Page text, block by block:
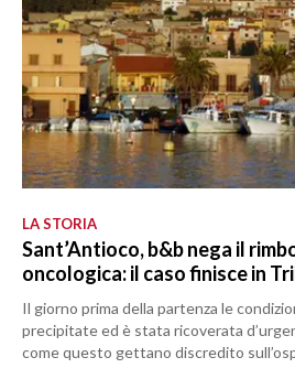
LA STORIA
Sant’Antioco, b&b nega il
oncologica: il caso finisce in
Il giorno prima della partenza le
precipitate ed è stata ricoverata
come questo gettano discredito